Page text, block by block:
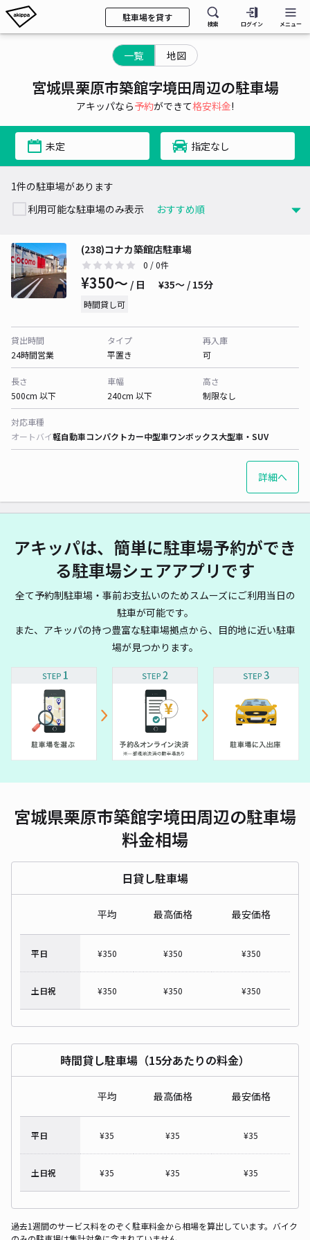
駐車場を貸す
検索 ログイン メニュー
一覧 地図
宮城県栗原市築館字境田周辺の駐車場
アキッパなら予約ができて格安料金!
未定 指定なし
1件の駐車場があります
利用可能な駐車場のみ表示
(238)コナカ築館店駐車場
0 / 0件
¥350〜 / 日 ¥35〜 / 15分
時間貸し可
貸出時間
24時間営業
タイプ
平置き
再入庫
可
長さ
500cm 以下
車幅
240cm 以下
高さ
制限なし
対応車種
オートバイ軽自動車コンパクトカー中型車ワンボックス大型車・SUV
詳細へ
アキッパは、簡単に駐車場予約ができ
る駐車場シェアアプリです
全て予約制駐車場・事前お支払いのためスムーズにご利用当日の
駐車が可能です。
また、アキッパの持つ豊富な駐車場拠点から、目的地に近い駐車
場が見つかります。
宮城県栗原市築館字境田周辺の駐車場
料金相場
日貸し駐車場
平均 最高価格 最安価格
平日 ¥350 ¥350 ¥350
土日祝 ¥350 ¥350 ¥350
時間貸し駐車場（15分あたりの料金）
平均 最高価格 最安価格
平日 ¥35 ¥35 ¥35
土日祝 ¥35 ¥35 ¥35
過去1週間のサービス料をのぞく駐車料金から相場を算出しています。バイク